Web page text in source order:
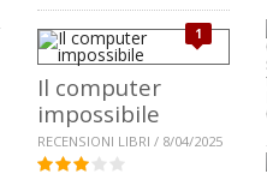
1
Il computer
impossibile
RECENSIONI LIBRI / 8/04/2025